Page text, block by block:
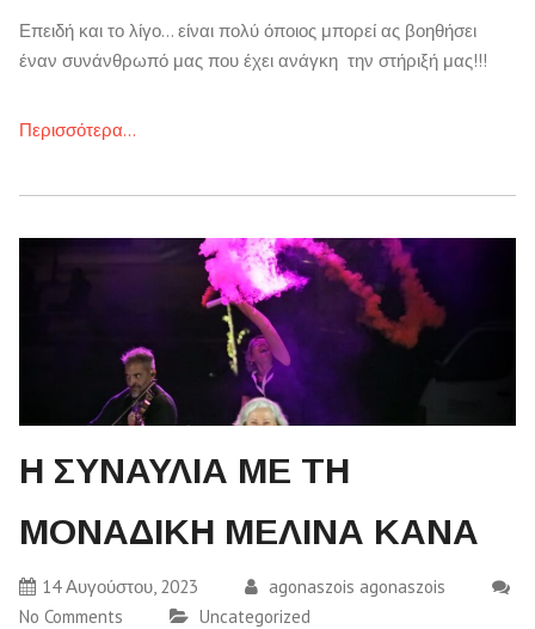
Επειδή και το λίγο… είναι πολύ όποιος μπορεί ας βοηθήσει
έναν συνάνθρωπό μας που έχει ανάγκη την στήριξή μας!!!
Περισσότερα…
H ΣΥΝΑΥΛΙΑ ΜΕ ΤΗ
ΜΟΝΑΔΙΚΗ ΜΕΛΙΝΑ ΚΑΝΑ
14 Αυγούστου, 2023
agonaszois agonaszois
No Comments
Uncategorized